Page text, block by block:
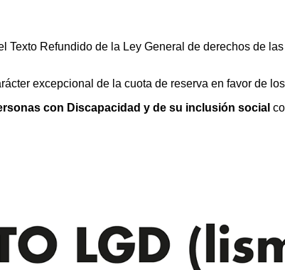
Refundido de la Ley General de derechos de
excepcional de la cuota de reserva en favor de
con Discapacidad y de su inclusión social